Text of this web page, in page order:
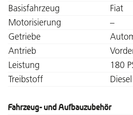
Basisfahrzeug
Fiat
Motorisierung
–
Getriebe
Antrieb
Leistung
180
Treibstoff
Diesel
Fahrzeug- und Aufbauzubehör